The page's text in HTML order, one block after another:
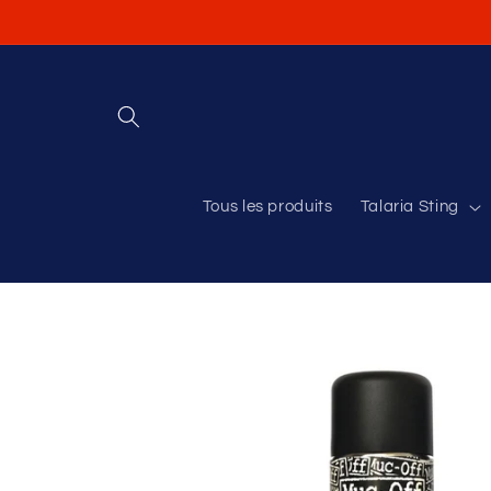
au
Tous les produits Talaria Sting